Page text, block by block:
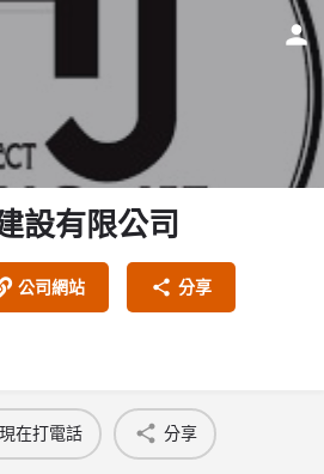
設有限公司
公司網站 分享
現在打電話 分享